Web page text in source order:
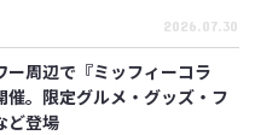
2026.07.30
ー周辺で『ミッフィーコラ
催。限定グルメ・グッズ・フ
ど登場